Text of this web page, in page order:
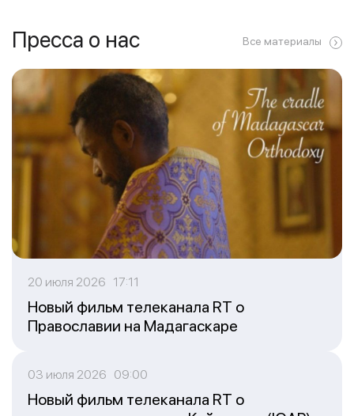
Пресса о нас Все материалы
20 июля 2026 17:11
Новый фильм телеканала RT о
Православии на Мадагаскаре
03 июля 2026 09:00
Новый фильм телеканала RT о